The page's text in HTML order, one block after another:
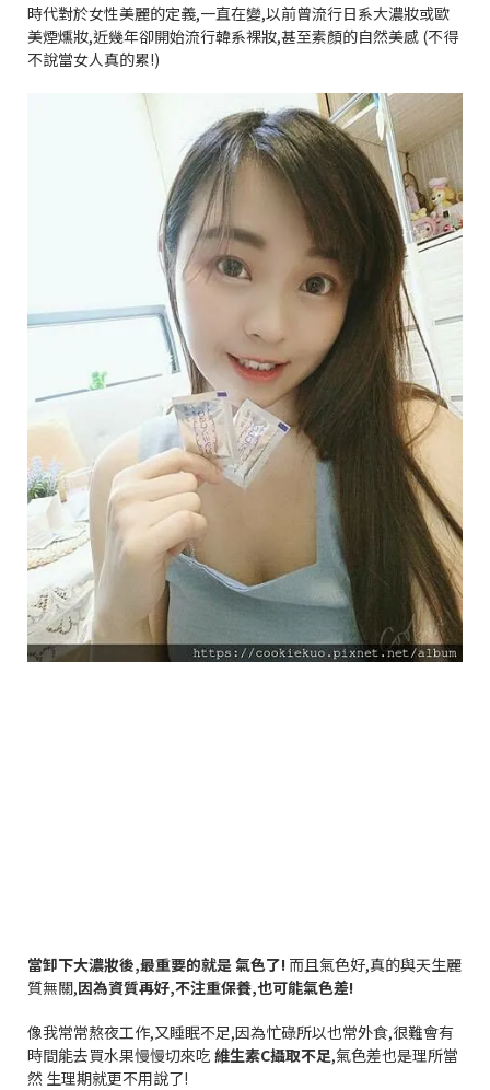
時代對於女性美麗的定義,一直在變,以前曾流行日系大濃妝或歐
美煙燻妝,近幾年卻開始流行韓系裸妝,甚至素顏的自然美感 (不得
不說當女人真的累!)
當卸下大濃妝後,最重要的就是 氣色了! 而且氣色好,真的與天生麗
質無關,因為資質再好,不注重保養,也可能氣色差!
像我常常熬夜工作,又睡眠不足,因為忙碌所以也常外食,很難會有
時間能去買水果慢慢切來吃 維生素C攝取不足,氣色差也是理所當
然 生理期就更不用說了!